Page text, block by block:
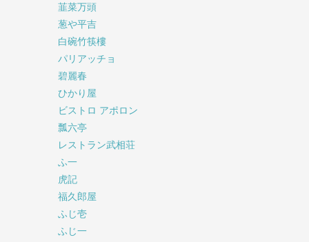
韮菜万頭
葱や平吉
白碗竹筷樓
パリアッチョ
碧麗春
ひかり屋
ビストロ アポロン
瓢六亭
レストラン武相荘
ふ一
虎記
福久郎屋
ふじ壱
ふじ一